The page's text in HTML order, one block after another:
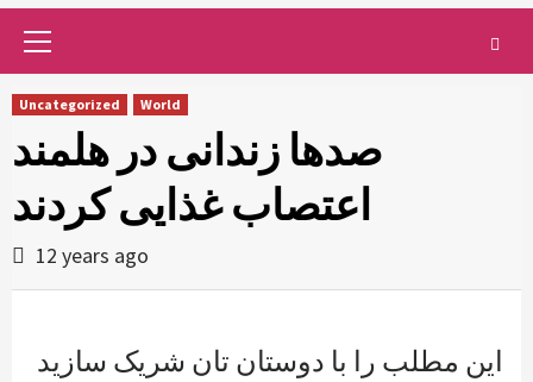
Uncategorized World
صدها زندانی در هلمند
اعتصاب غذایی کردند
12 years ago
این مطلب را با دوستان تان شریک سازید